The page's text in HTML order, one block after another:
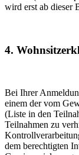
wird erst ab dieser
4.
Bei Ihrer
einem der vom
(Liste in den
Teilnahmen zu
dem berechtigten